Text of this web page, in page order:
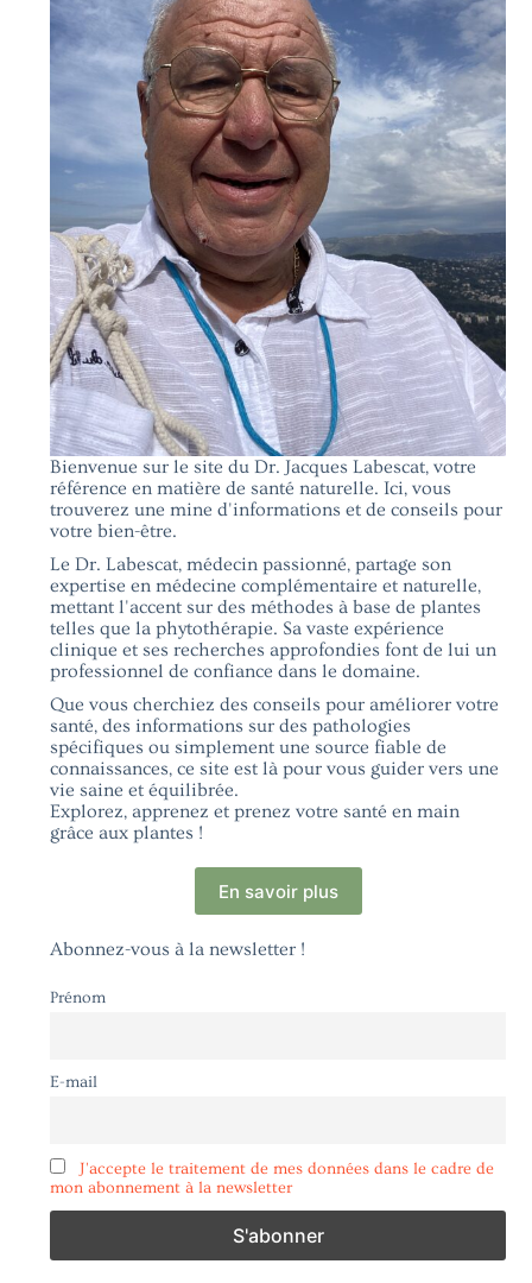
Bienvenue sur le site du Dr. Jacques Labescat, votre
référence en matière de santé naturelle. Ici, vous
trouverez une mine d'informations et de conseils pour
votre bien-être.
Le Dr. Labescat, médecin passionné, partage son
expertise en médecine complémentaire et naturelle,
mettant l'accent sur des méthodes à base de plantes
telles que la phytothérapie. Sa vaste expérience
clinique et ses recherches approfondies font de lui un
professionnel de confiance dans le domaine.
Que vous cherchiez des conseils pour améliorer votre
santé, des informations sur des pathologies
spécifiques ou simplement une source fiable de
connaissances, ce site est là pour vous guider vers une
vie saine et équilibrée.
Explorez, apprenez et prenez votre santé en main
grâce aux plantes !
En savoir plus
Abonnez-vous à la newsletter !
Prénom
E-mail
J'accepte le traitement de mes données dans le cadre de
mon abonnement à la newsletter